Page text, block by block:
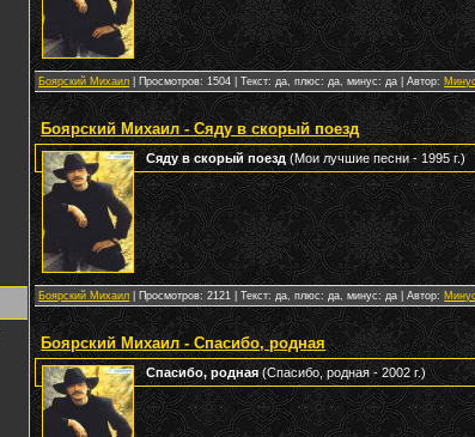
Боярский Михаил | Просмотров: 1504 | Текст: да, плюс: да, минус: да | Автор:
Боярский Михаил - Сяду в скорый поезд
Сяду в скорый поезд(Мои лучшие песни - 1995 г.)
Боярский Михаил | Просмотров: 2121 | Текст: да, плюс: да, минус: да | Автор:
Боярский Михаил - Спасибо, родная
Спасибо, родная(Спасибо, родная - 2002 г.)